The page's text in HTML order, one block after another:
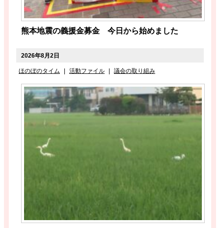
熊本地震の義援金募金 今日から始めました
2026年8月2日
ほのぼのタイム | 活動ファイル | 議会の取り組み